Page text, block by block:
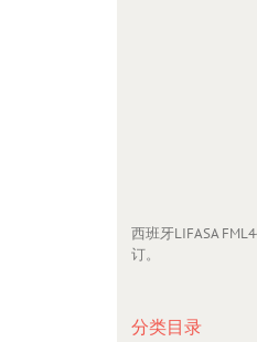
西班牙LIFASA
订。
分类目录